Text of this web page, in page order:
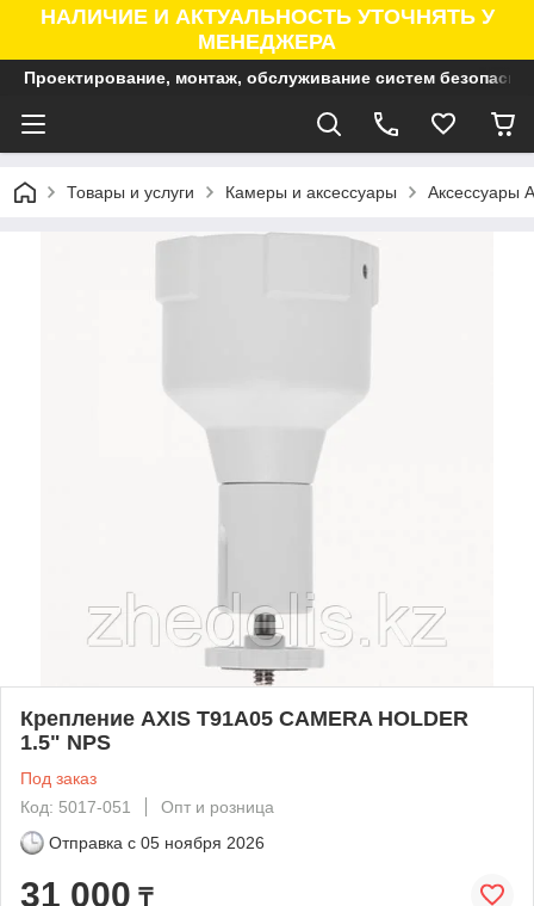
НАЛИЧИЕ И АКТУАЛЬНОСТЬ УТОЧНЯТЬ У
МЕНЕДЖЕРА
Проектирование, монтаж, обслуживание систем
Товары и услуги Камеры и аксессуары Аксессуары
Крепление AXIS T91A05 CAMERA HOLDER
1.5" NPS
Под заказ
Код: 5017-051
Опт и розница
Отправка с 05 ноября 2026
31 000 ₸